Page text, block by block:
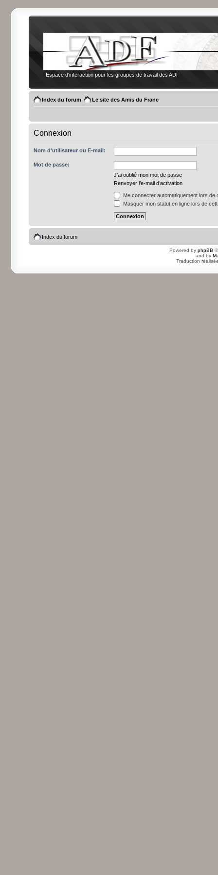
Espace d'interaction pour les groupes de travail des ADF
Index du forum Le site des Amis du Franc
Connexion
Nom d'utilisateur ou E-mail:
Mot de passe:
J’ai oublié mon mot de passe
Renvoyer l’e-mail d’activation
Me connecter automatiquement lors de
Masquer mon statut en ligne lors de
Index du forum
Powered by phpBB
and by
Traduction